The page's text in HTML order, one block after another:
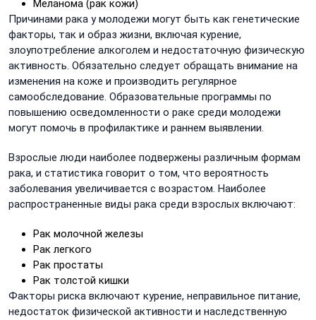
Меланома (рак кожи)
Причинами рака у молодежи могут быть как генетические
факторы, так и образ жизни, включая курение,
злоупотребление алкоголем и недостаточную физическую
активность. Обязательно следует обращать внимание на
изменения на коже и производить регулярное
самообследование. Образовательные программы по
повышению осведомленности о раке среди молодежи
могут помочь в профилактике и раннем выявлении.
Взрослые люди наиболее подвержены различным формам
рака, и статистика говорит о том, что вероятность
заболевания увеличивается с возрастом. Наиболее
распространенные виды рака среди взрослых включают:
Рак молочной железы
Рак легкого
Рак простаты
Рак толстой кишки
Факторы риска включают курение, неправильное питание,
недостаток физической активности и наследственную